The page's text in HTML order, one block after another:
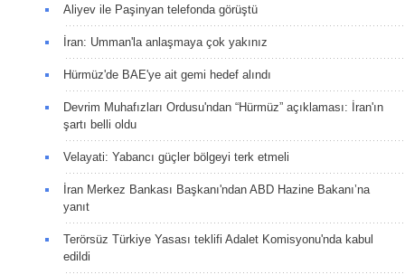
Aliyev ile Paşinyan telefonda görüştü
İran: Umman'la anlaşmaya çok yakınız
Hürmüz'de BAE'ye ait gemi hedef alındı
Devrim Muhafızları Ordusu'ndan “Hürmüz” açıklaması: İran'ın
şartı belli oldu
Velayati: Yabancı güçler bölgeyi terk etmeli
İran Merkez Bankası Başkanı'ndan ABD Hazine Bakanı’na
yanıt
Terörsüz Türkiye Yasası teklifi Adalet Komisyonu'nda kabul
edildi